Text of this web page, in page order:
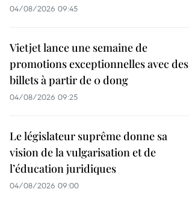
04/08/2026 09:45
Vietjet lance une semaine de
promotions exceptionnelles avec des
billets à partir de 0 dong
04/08/2026 09:25
Le législateur suprême donne sa
vision de la vulgarisation et de
l’éducation juridiques
04/08/2026 09:00